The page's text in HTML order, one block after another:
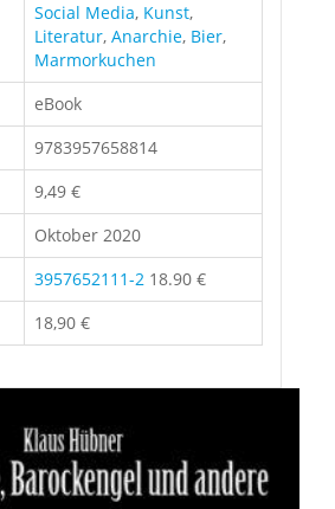
Social Media, Kunst,
Literatur, Anarchie, Bier,
Marmorkuchen
eBook
9783957658814
9,49 €
Oktober 2020
3957652111-2 18.90 €
18,90 €